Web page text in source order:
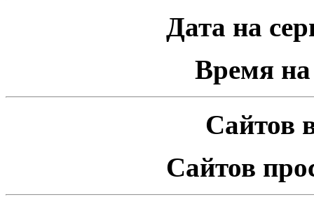
Дата на
Время на
Сайтов
Сайтов